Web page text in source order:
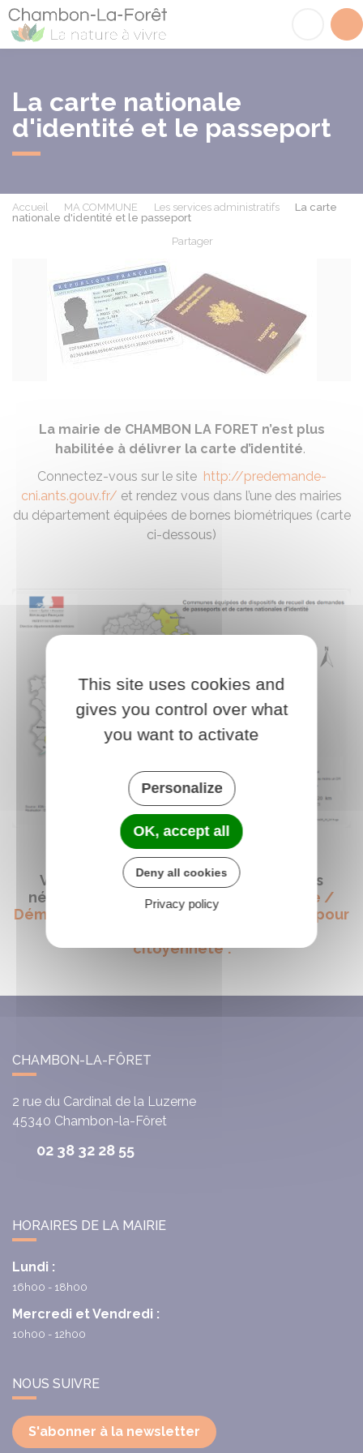
La carte nationale
d'identité et le passeport
Accueil MA COMMUNE Les services administratifs
La carte
nationale d'identité et le passeport
Partager
La mairie de CHAMBON LA FORET n’est plus
habilitée à délivrer la carte d’identité.
Connectez-vous sur le site http://predemande-
cni.ants.gouv.fr/ et rendez vous dans l’une des mairies
du département équipées de bornes biométriques (carte
ci-dessous)
Vous trouverez toutes les informations
nécessaires dans l'onglet
"ma commune /
Démarches administratives / Démarches pour
citoyenneté".
CHAMBON-LA-FÔRET
2 rue du Cardinal de la Luzerne
45340 Chambon-la-Fôret
02 38 32 28 55
HORAIRES DE LA MAIRIE
Lundi :
16h00 - 18h00
Mercredi et Vendredi :
10h00 - 12h00
NOUS SUIVRE
S'abonner à la newsletter
This site uses cookies and
gives you control over what
you want to activate
Personalize
OK, accept all
Deny all cookies
Privacy policy